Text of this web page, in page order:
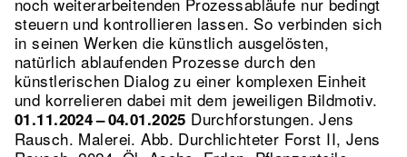
steuern und kontrollieren lassen. So verbinden sich
in seinen Werken die künstlich ausgelösten,
natürlich ablaufenden Prozesse durch den
künstlerischen Dialog zu einer komplexen Einheit
und korrelieren dabei mit dem jeweiligen Bildmotiv.
01.11.2024 – 04.01.2025 Durchforstungen. Jens
Rausch. Malerei.Abb. Durchlichteter Forst II, Jens